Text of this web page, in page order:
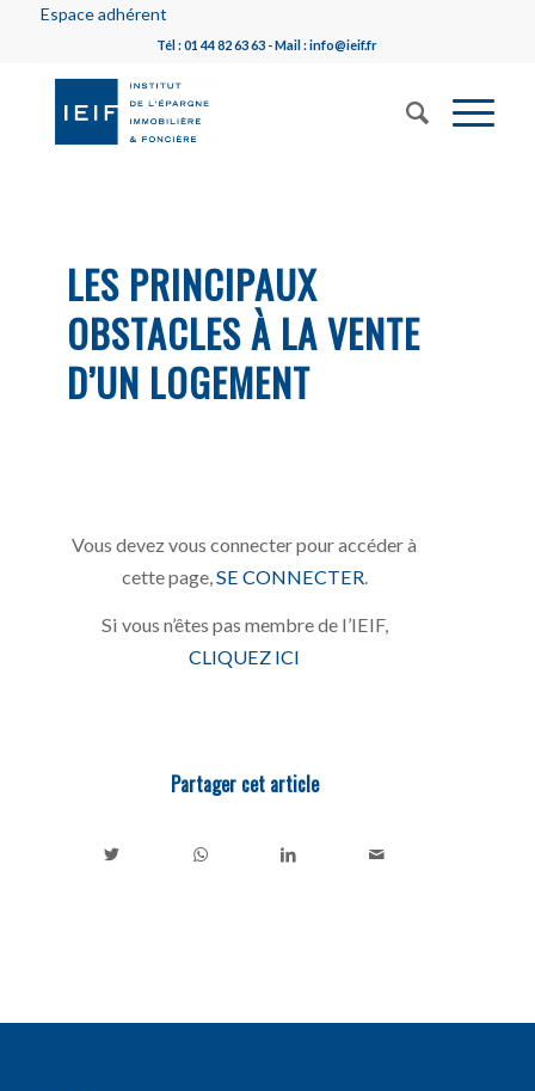
Espace adhérent
Tél : 01 44 82 63 63 - Mail : info@ieif.fr
LES PRINCIPAUX
OBSTACLES À LA VENTE
D’UN LOGEMENT
Vous devez vous connecter pour accéder à
cette page, SE CONNECTER
Si vous n’êtes pas membre de l’IEIF,
CLIQUEZ ICI
Partager cet article